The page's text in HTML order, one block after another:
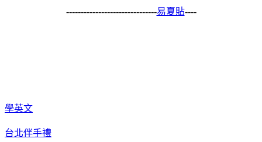
-------------------------------易夏貼----
學英文
台北伴手禮